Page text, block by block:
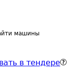
машины
в тендере